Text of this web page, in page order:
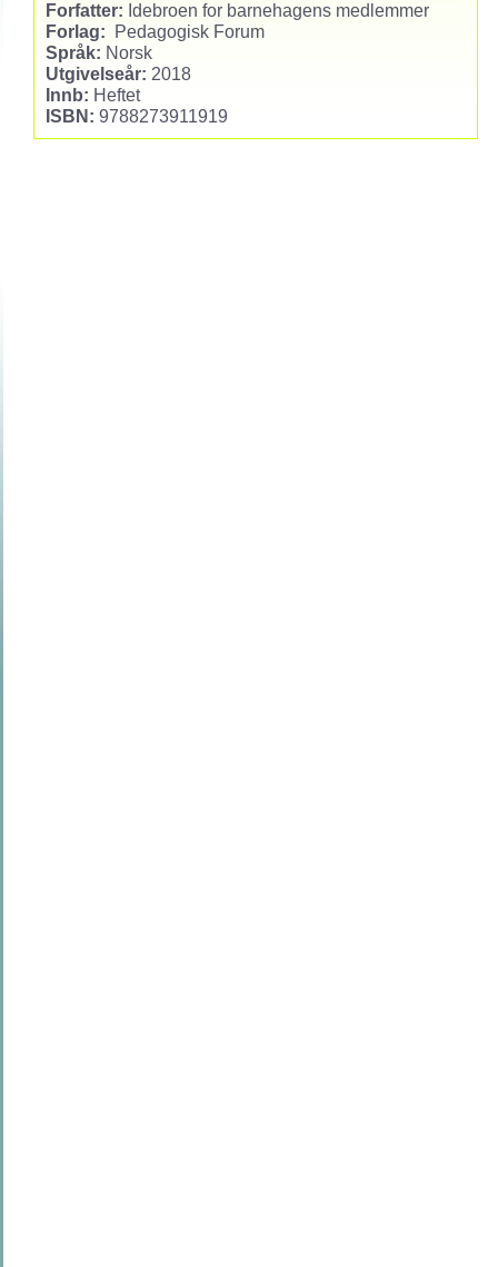
Forfatter: Idebroen for barnehagens medlemmer
Forlag: Pedagogisk Forum
Språk: Norsk
Utgivelseår: 2018
Innb: Heftet
ISBN: 9788273911919